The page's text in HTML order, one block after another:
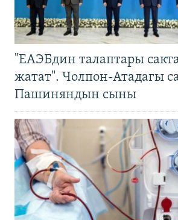
"ЕАЭБдин талаптары
жатат". Чолпон-Атадагы
Пашиняндын сыны